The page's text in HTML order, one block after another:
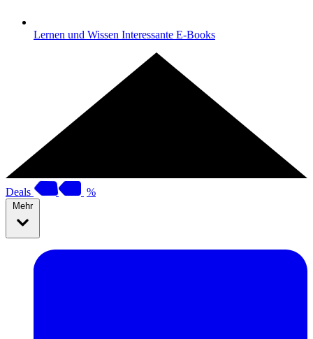
Lernen und Wissen Interessante E-Books
Deals %
Mehr